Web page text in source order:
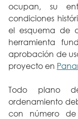
ocupan, su
condiciones
el esquema de
herramienta
aprobación de
proyecto en
Todo plano
ordenamiento
con número de